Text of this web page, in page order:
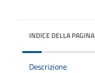
INDICE DELLA PAGINA
Descrizione